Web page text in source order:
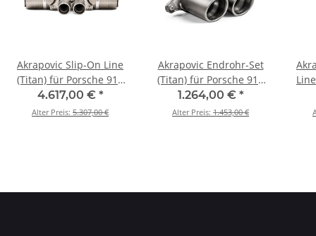
Akrapovic Slip-On Line
(Titan) für Porsche 911
GT3 RS (991.2) BJ 2018 >
2020 (S-PO/TI/10H)
4.617,00 € *
Alter Preis: 5.307,00 €
Akrapovic Endrohr-Set
(Titan) für Porsche 911
GT3 RS (991.2) BJ 2018 >
2020 (TP-T/S/19/H)
1.264,00 € *
Alter Preis: 1.453,00 €